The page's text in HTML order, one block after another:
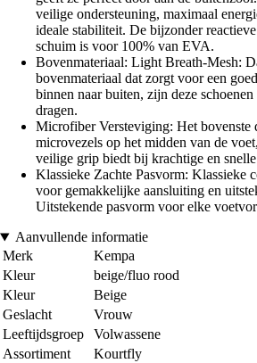
veilige ondersteuning, maximaal
ideale stabiliteit. De bijzonder
schuim is voor 100% van EVA.
Bovenmateriaal: Light Breath-Mesh:
bovenmateriaal dat zorgt voor een
binnen naar buiten, zijn deze
dragen.
Microfiber Versteviging: Het bovenste
microvezels op het midden van de
veilige grip biedt bij krachtige en
Klassieke Zachte Pasvorm: Klassieke
voor gemakkelijke aansluiting en
Uitstekende pasvorm voor elke
Aanvullende informatie
Merk
Kempa
Kleur
beige/fluo rood
Kleur
Beige
Geslacht
Vrouw
Leeftijdsgroep
Volwassene
Assortiment
Kourtfly